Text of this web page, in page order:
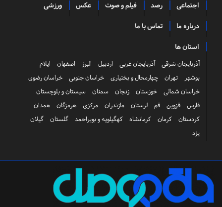
اجتماعی رصد فیلم و صوت عکس ورزشی
درباره ما تماس با ما
استان ها
آذربایجان شرقی آذربایجان غربی اردبیل البرز اصفهان
ایلام
بوشهر
تهران چهارمحال و بختیاری خراسان جنوبی
خراسان رضوی
خراسان شمالی
خوزستان زنجان سمنان
سیستان و بلوچستان
فارس
قزوین قم لرستان مازندران مرکزی هرمزگان
همدان
کردستان
کرمان کرمانشاه کهگیلویه و بویراحمد گلستان
گیلان
یزد